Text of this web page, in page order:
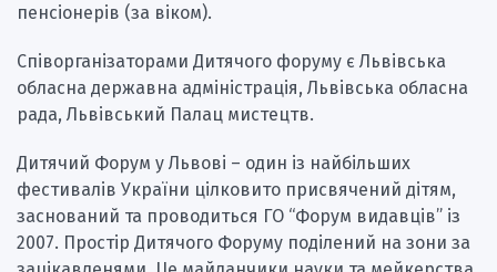
пенсіонерів (за віком).
Співорганізаторами Дитячого форуму є Львівська
обласна державна адміністрація, Львівська обласна
рада, Львівський Палац мистецтв.
Дитячий Форум у Львові – один із найбільших
фестивалів України цілковито присвячений дітям,
заснований та проводиться ГО “Форум видавців” із
2007. Простір Дитячого Форуму поділений на зони за